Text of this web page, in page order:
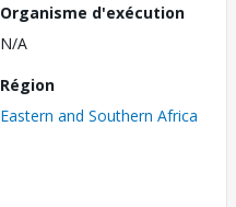
Organisme d'exécution
N/A
Région
Eastern and Southern Africa